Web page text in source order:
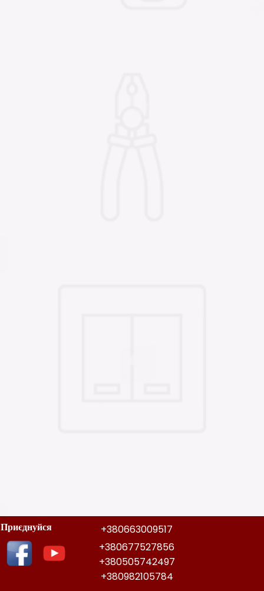
+380677527856
+380505742497
+380982105784
+380663009517
Приєднуйся